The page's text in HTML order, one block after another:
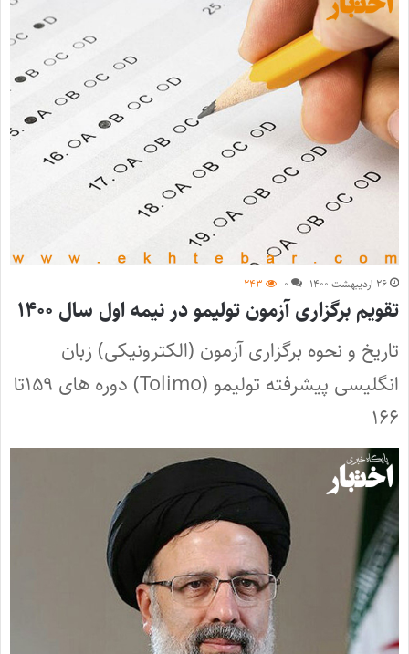
۲۶ اردیبهشت ۱۴۰۰ ۰ ۲۴۳
تقویم برگزاری آزمون تولیمو در نیمه اول سال ۱۴۰۰
تاریخ‌ و نحوه‌ برگزاری آزمون (الکترونیکی) زبان
انگلیسی پیشرفته تولیمو (Tolimo) دوره های ۱۵۹تا
۱۶۶